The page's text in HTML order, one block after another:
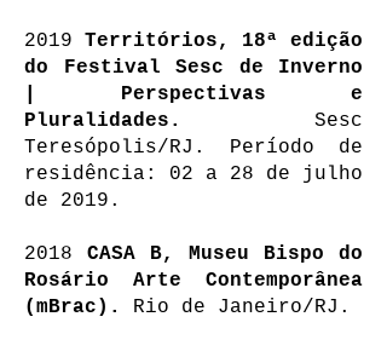
2019 Territórios, 18ª edição
do Festival Sesc de Inverno
| Perspectivas e
Pluralidades.
Sesc
Teresópolis/RJ. Período de
residência: 02 a 28 de julho
de 2019.
2018 CASA B, ​​Museu Bispo do
Rosário Arte Contemporânea
(mBrac).
Rio de Janeiro/RJ.